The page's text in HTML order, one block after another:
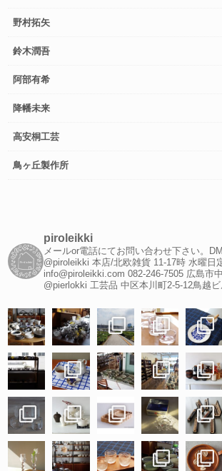
野村拓矢
鈴木潤吾
阿部有希
降幡未来
高安桐工芸
鳥ヶ丘製作所
piroleikki
メールor電話にてお問い合わせ下さい。
@piroleikki 本店/北欧雑貨 11-17時 水曜日
info@piroleikki.com 082-246-7505 広島市
@pierlokki 工芸品 中区本川町2-5-12鳥越